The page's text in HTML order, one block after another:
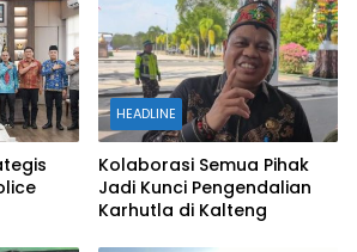
HEADLINE
Kolaborasi Semua Pihak
Jadi Kunci Pengendalian
Karhutla di Kalteng